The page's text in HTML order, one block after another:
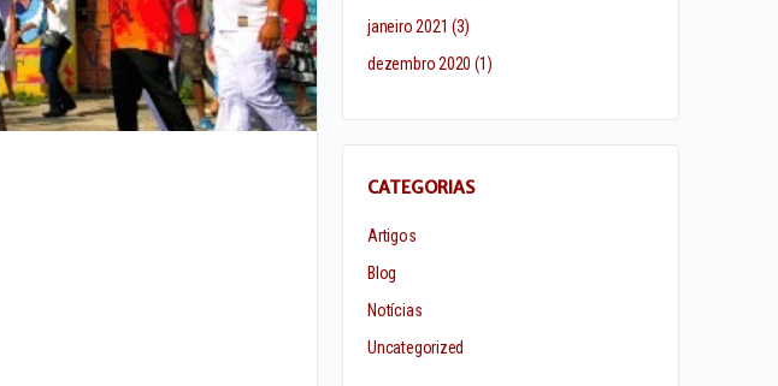
janeiro 2021 (3)
dezembro 2020 (1)
CATEGORIAS
Artigos
Blog
Notícias
Uncategorized